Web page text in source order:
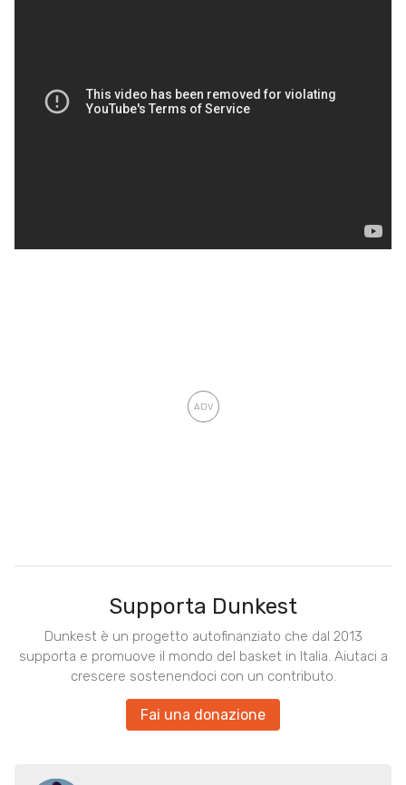
Supporta Dunkest
Dunkest è un progetto autofinanziato che dal 2013
supporta e promuove il mondo del basket in Italia. Aiutaci a
crescere sostenendoci con un contributo.
Fai una donazione